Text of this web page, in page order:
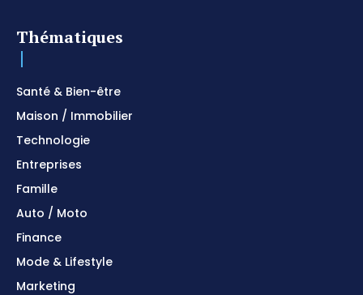
Thématiques
Santé & Bien-être
Maison / Immobilier
Technologie
Entreprises
Famille
Auto / Moto
Finance
Mode & Lifestyle
Marketing